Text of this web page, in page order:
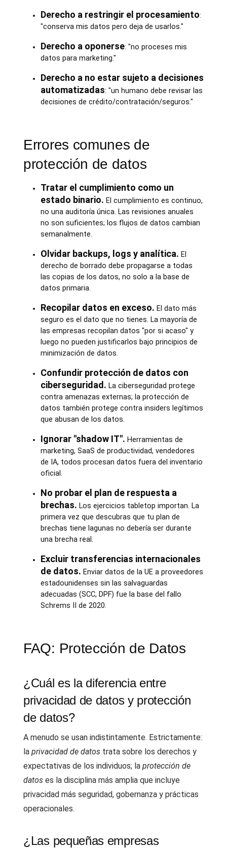
Derecho a restringir el procesamiento:
"conserva mis datos pero deja de usarlos."
Derecho a oponerse: "no proceses mis
datos para marketing."
Derecho a no estar sujeto a decisiones
automatizadas: "un humano debe revisar las
decisiones de crédito/contratación/seguros."
Errores comunes de
protección de datos
Tratar el cumplimiento como un
estado binario. El cumplimiento es continuo,
no una auditoría única. Las revisiones anuales
no son suficientes; los flujos de datos cambian
semanalmente.
Olvidar backups, logs y analítica. El
derecho de borrado debe propagarse a todas
las copias de los datos, no solo a la base de
datos primaria.
Recopilar datos en exceso. El dato más
seguro es el dato que no tienes. La mayoría de
las empresas recopilan datos "por si acaso" y
luego no pueden justificarlos bajo principios de
minimización de datos.
Confundir protección de datos con
ciberseguridad. La ciberseguridad protege
contra amenazas externas; la protección de
datos también protege contra insiders legítimos
que abusan de los datos.
Ignorar "shadow IT". Herramientas de
marketing, SaaS de productividad, vendedores
de IA, todos procesan datos fuera del inventario
oficial.
No probar el plan de respuesta a
brechas. Los ejercicios tabletop importan. La
primera vez que descubras que tu plan de
brechas tiene lagunas no debería ser durante
una brecha real.
Excluir transferencias internacionales
de datos. Enviar datos de la UE a proveedores
estadounidenses sin las salvaguardas
adecuadas (SCC, DPF) fue la base del fallo
Schrems II de 2020.
FAQ: Protección de Datos
¿Cuál es la diferencia entre
privacidad de datos y protección
de datos?
A menudo se usan indistintamente. Estrictamente:
la privacidad de datos trata sobre los derechos y
expectativas de los individuos; la protección de
datos es la disciplina más amplia que incluye
privacidad más seguridad, gobernanza y prácticas
operacionales.
¿Las pequeñas empresas